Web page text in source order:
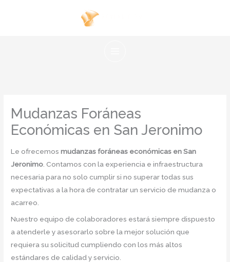
Mudanzas Foráneas
Económicas en San Jeronimo
Le ofrecemos mudanzas foráneas económicas en San
Jeronimo . Contamos con la experiencia e infraestructura
necesaria para no solo cumplir si no superar todas sus
expectativas a la hora de contratar un servicio de mudanza o
acarreo.
Nuestro equipo de colaboradores estará siempre dispuesto
a atenderle y asesorarlo sobre la mejor solución que
requiera su solicitud cumpliendo con los más altos
estándares de calidad y servicio.